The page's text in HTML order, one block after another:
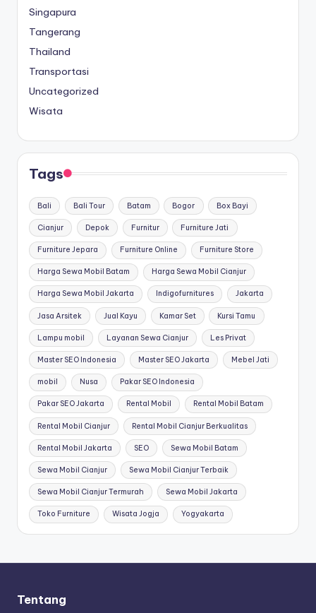
Singapura
Tangerang
Thailand
Transportasi
Uncategorized
Wisata
Tags
Bali Bali Tour Batam Bogor Box Bayi
Cianjur Depok Furnitur Furniture Jati
Furniture Jepara Furniture Online Furniture Store
Harga Sewa Mobil Batam Harga Sewa Mobil Cianjur
Harga Sewa Mobil Jakarta Indigofurnitures Jakarta
Jasa Arsitek Jual Kayu Kamar Set Kursi Tamu
Lampu mobil Layanan Sewa Cianjur Les Privat
Master SEO Indonesia Master SEO Jakarta Mebel Jati
mobil Nusa Pakar SEO Indonesia
Pakar SEO Jakarta Rental Mobil Rental Mobil Batam
Rental Mobil Cianjur Rental Mobil Cianjur Berkualitas
Rental Mobil Jakarta SEO Sewa Mobil Batam
Sewa Mobil Cianjur Sewa Mobil Cianjur Terbaik
Sewa Mobil Cianjur Termurah Sewa Mobil Jakarta
Toko Furniture Wisata Jogja Yogyakarta
Tentang